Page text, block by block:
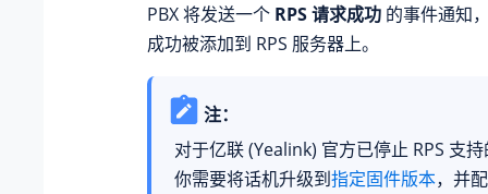
PBX 将发送一个 RPS 请求成功 的事件通知
成功被添加到 RPS 服务器上。
注：
对于亿联 (Yealink) 官方已停止 RPS 支
你需要将话机升级到指定固件版本，并